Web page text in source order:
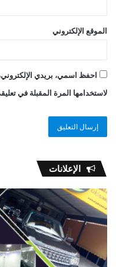
الموقع الإلكتروني
احفظ اسمي، بريدي
لاستخدامها المرة المقبلة في
الإعلانات